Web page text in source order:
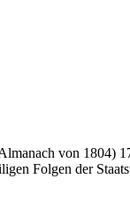
von
Folgen der